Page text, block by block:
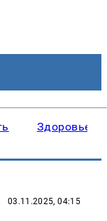
Здоровье
03.11.2025, 04:15